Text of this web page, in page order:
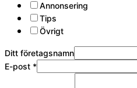
Annonsering
Tips
Övrigt
Ditt företagsnamn
E-post *